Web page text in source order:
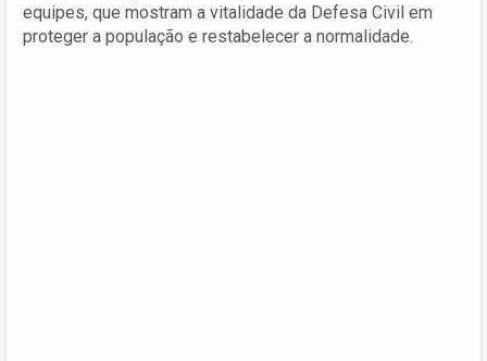
equipes, que mostram a vitalidade da Defesa Civil em
proteger a população e restabelecer a normalidade.